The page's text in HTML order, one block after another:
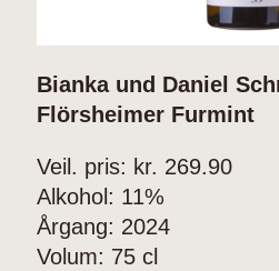
Bianka und Daniel
Flörsheimer Furmint
Veil. pris: kr. 269.90
Alkohol: 11%
Årgang: 2024
Volum: 75 cl